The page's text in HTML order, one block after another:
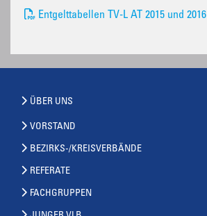
Entgelttabellen TV-L AT 2015 und 2016
ÜBER UNS
VORSTAND
BEZIRKS-/KREISVERBÄNDE
REFERATE
FACHGRUPPEN